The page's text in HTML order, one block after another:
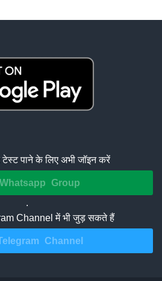
पाने के लिए अभी जॉइन करें
Group
.
Channel में भी जुड़ सकते हैं
Channel